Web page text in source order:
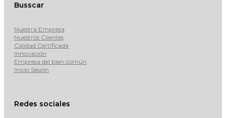
Busscar
Nuestra Empresa
Nuestros Clientes
Calidad Certificada
Innovación
Empresa del bien común
Inicio Sesión
Redes sociales